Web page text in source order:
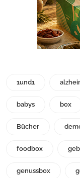
1und1
babys box
Bücher
foodbox
genussbox